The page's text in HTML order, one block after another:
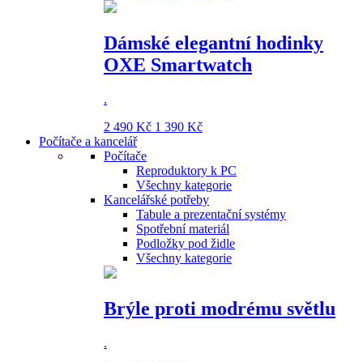
Dámské elegantní hodinky
OXE Smartwatch
.
2 490 Kč 1 390 Kč
Počítače a kancelář
Počítače
Reproduktory k PC
Všechny kategorie
Kancelářské potřeby
Tabule a prezentační systémy
Spotřební materiál
Podložky pod židle
Všechny kategorie
Brýle proti modrému světlu
.